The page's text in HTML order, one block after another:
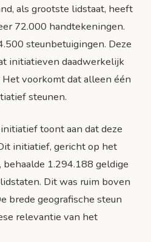
als grootste lidstaat, heeft
72.000 handtekeningen.
steunbetuigingen. Deze
initiatieven daadwerkelijk
voorkomt dat alleen één
steunen.
toont aan dat deze
initiatief, gericht op het
behaalde 1.294.188 geldige
Dit was ruim boven
brede geografische steun
relevantie van het